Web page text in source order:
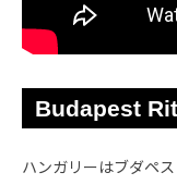
Budapest
ハンガリーはブダペ